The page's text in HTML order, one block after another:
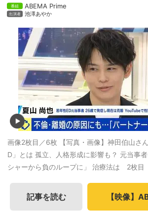
ABEMA Prime
池澤あやか
画像2枚目／6枚 【写真・画像】神田伯山さ
D」とは 孤立、人格形成に影響も？ 元当事
シャーから負のループに」 治療法は 2枚目
記事を読む 【映像】